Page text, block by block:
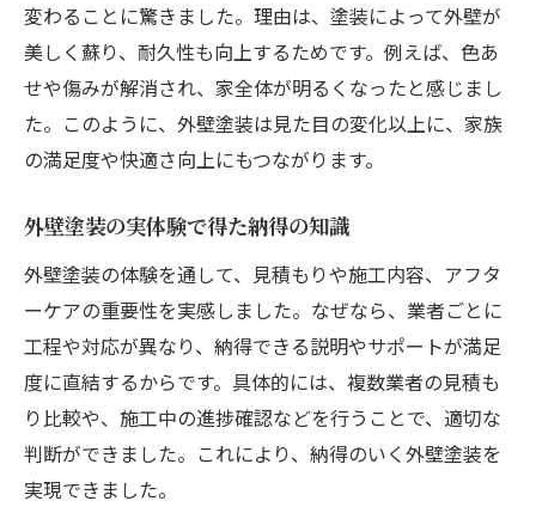
満足度が上がる外壁塗装の進め方
外壁塗装で後悔しないために大切な体験
外壁塗装の体験談から学ぶ成功の秘訣
外壁塗装の満足度を高める体験的工夫
外壁塗装施工中に感じた安心と不安
外壁塗装現場での体験談まとめ
職人とのやり取りで分かる外壁塗装の本音
外壁塗装施工中の工夫や注意点を体験から
紹介
外壁塗装体験で見えた現場の実態
外壁塗装の体験談から分かる選び方
体験談で分かる外壁塗装業者の選び方
変わることに驚きました。理由は、塗装によって外壁が
美しく蘇り、耐久性も向上するためです。例えば、色あ
せや傷みが解消され、家全体が明るくなったと感じまし
た。このように、外壁塗装は見た目の変化以上に、家族
の満足度や快適さ向上にもつながります。
外壁塗装の実体験で得た納得の知識
外壁塗装の体験を通して、見積もりや施工内容、アフタ
ーケアの重要性を実感しました。なぜなら、業者ごとに
工程や対応が異なり、納得できる説明やサポートが満足
度に直結するからです。具体的には、複数業者の見積も
り比較や、施工中の進捗確認などを行うことで、適切な
判断ができました。これにより、納得のいく外壁塗装を
実現できました。